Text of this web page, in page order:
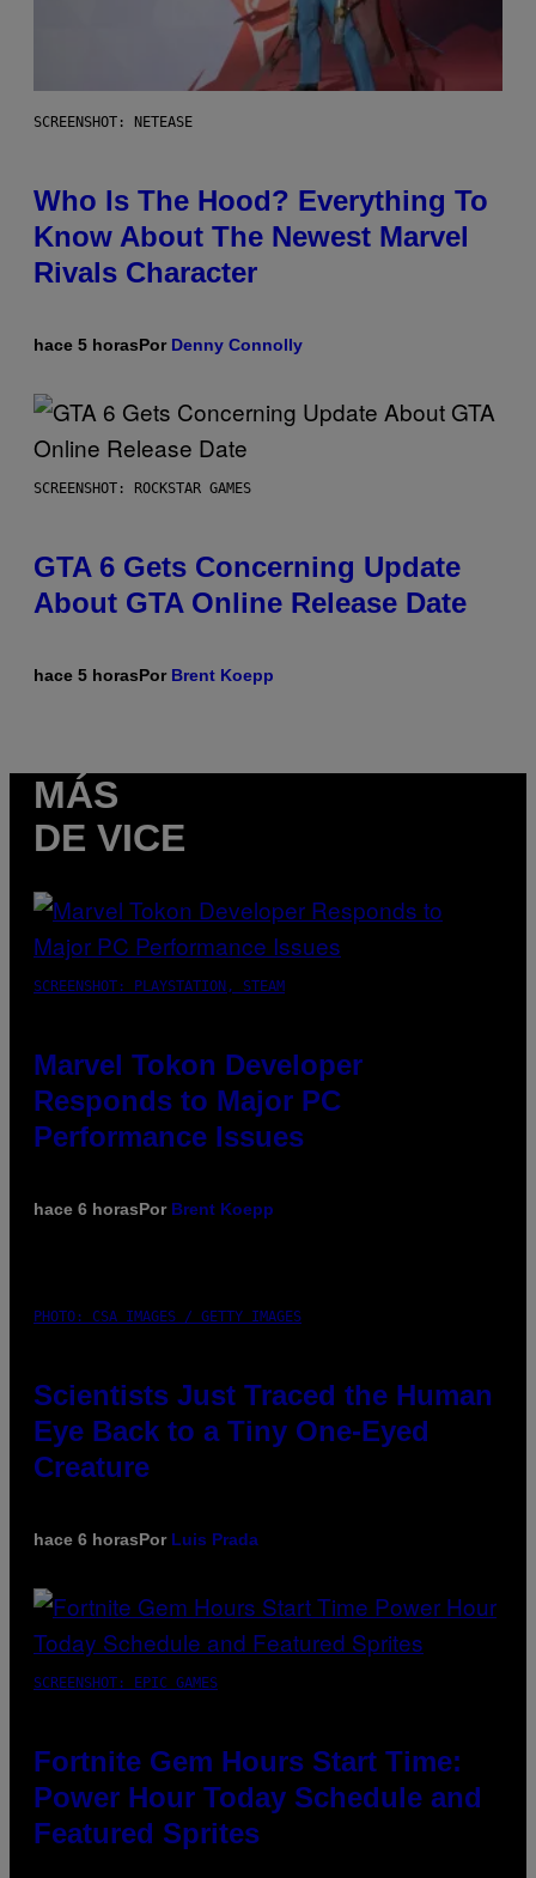
SCREENSHOT: NETEASE
Who Is The Hood? Everything To
Know About The Newest Marvel
Rivals Character
hace 5 horasPor Denny Connolly
SCREENSHOT: ROCKSTAR GAMES
GTA 6 Gets Concerning Update
About GTA Online Release Date
hace 5 horasPor Brent Koepp
MÁS
DE VICE
SCREENSHOT: PLAYSTATION, STEAM
Marvel Tokon Developer
Responds to Major PC
Performance Issues
hace 6 horasPor Brent Koepp
PHOTO: CSA IMAGES / GETTY IMAGES
Scientists Just Traced the Human
Eye Back to a Tiny One-Eyed
Creature
hace 6 horasPor Luis Prada
SCREENSHOT: EPIC GAMES
Fortnite Gem Hours Start Time:
Power Hour Today Schedule and
Featured Sprites